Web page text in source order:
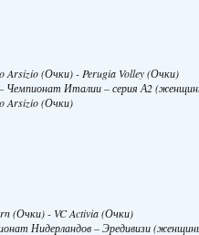
Arsizio (Очки) - Perugia Volley (Очки)
Чемпионат Италии – серия А2
Arsizio (Очки)
(Очки) - VC Activia (Очки)
Нидерландов – Эредивизи